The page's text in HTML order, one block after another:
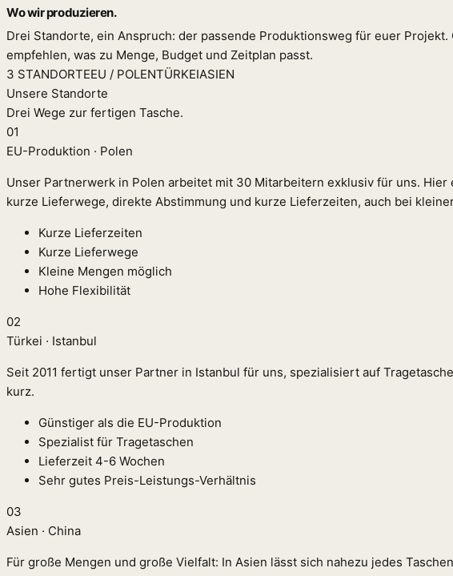
Wo wir produzieren.
Drei Standorte, ein Anspruch: der passende Produktionsweg für euer
empfehlen, was zu Menge, Budget und Zeitplan passt.
3 STANDORTEEU / POLENTÜRKEIASIEN
Unsere Standorte
Drei Wege zur fertigen Tasche.
01
EU-Produktion · Polen
Unser Partnerwerk in Polen arbeitet mit 30 Mitarbeitern exklusiv für uns.
kurze Lieferwege, direkte Abstimmung und kurze Lieferzeiten, auch bei
Kurze Lieferzeiten
Kurze Lieferwege
Kleine Mengen möglich
Hohe Flexibilität
02
Türkei · Istanbul
Seit 2011 fertigt unser Partner in Istanbul für uns, spezialisiert auf
kurz.
Günstiger als die EU-Produktion
Spezialist für Tragetaschen
Lieferzeit 4-6 Wochen
Sehr gutes Preis-Leistungs-Verhältnis
03
Asien · China
Für große Mengen und große Vielfalt: In Asien lässt sich nahezu jedes